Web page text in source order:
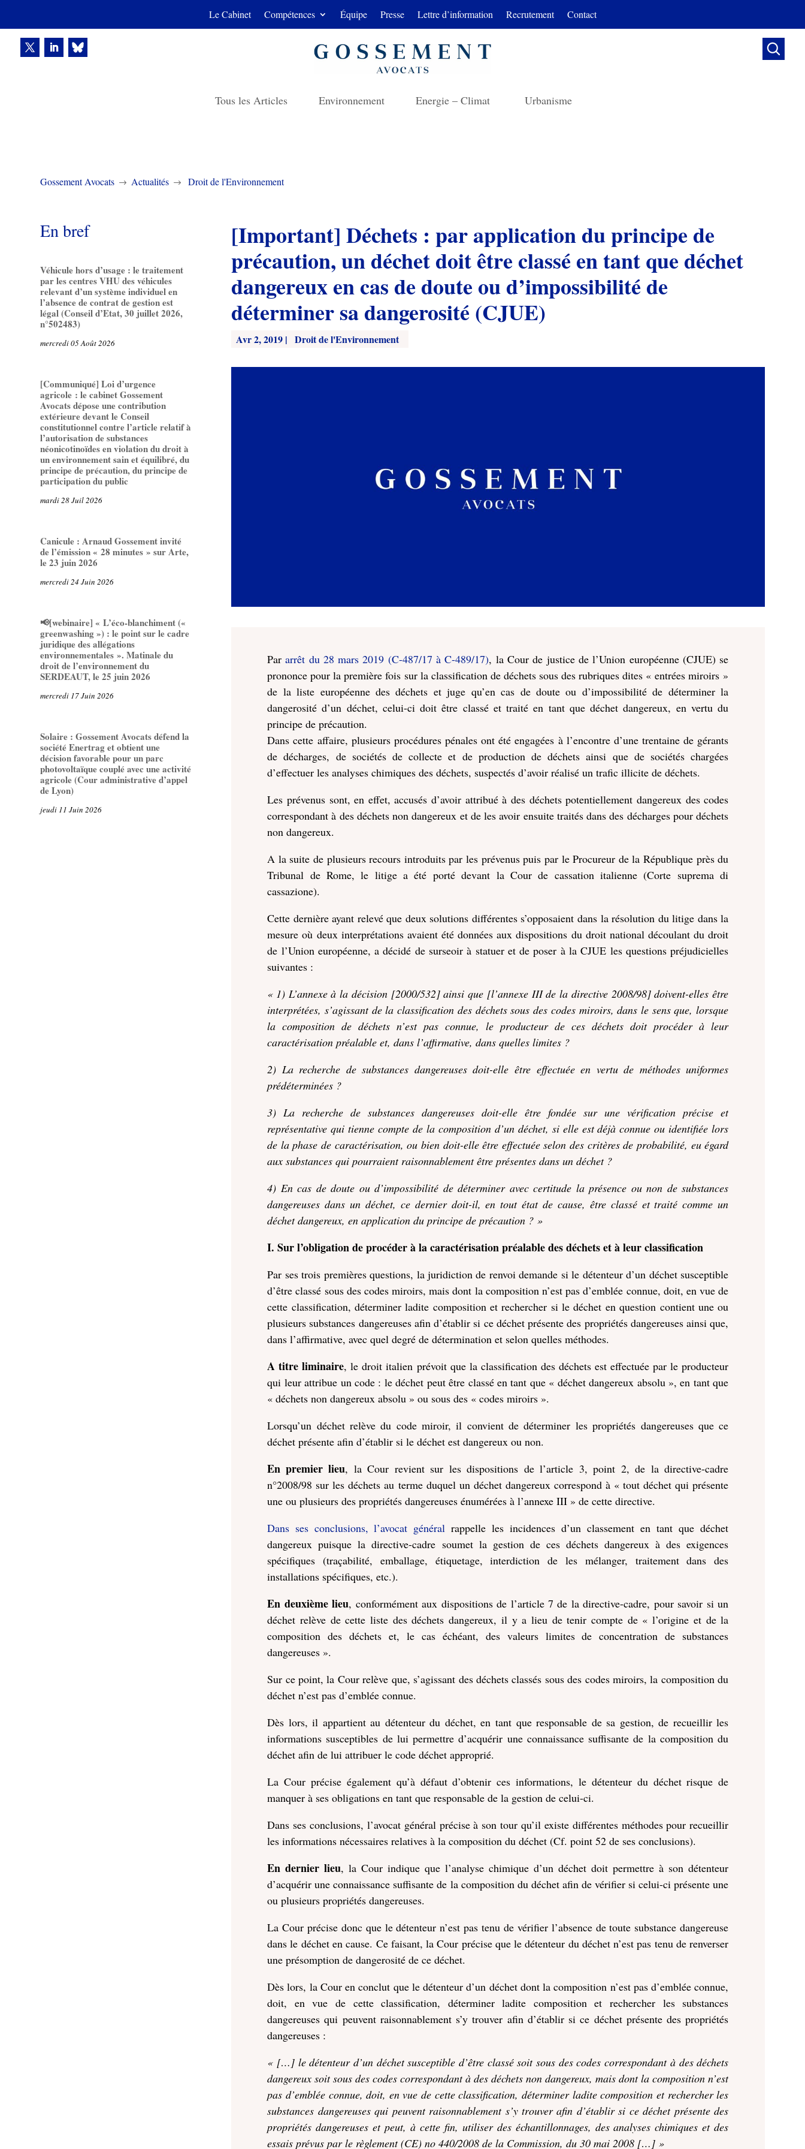
Le Cabinet Compétences Équipe Presse Lettre d’information Recrutement Contact

Tous les Articles Environnement Energie – Climat Urbanisme
Gossement Avocats $ Actualités $ Droit de l'Environnement
En bref
Véhicule hors d’usage : le traitement
par les centres VHU des véhicules
relevant d’un système individuel en
l’absence de contrat de gestion est
légal (Conseil d’Etat, 30 juillet 2026,
n°502483)
mercredi 05 Août 2026
[Communiqué] Loi d’urgence
agricole : le cabinet Gossement
Avocats dépose une contribution
extérieure devant le Conseil
constitutionnel contre l’article relatif à
l’autorisation de substances
néonicotinoïdes en violation du droit à
un environnement sain et équilibré, du
principe de précaution, du principe de
participation du public
mardi 28 Juil 2026
Canicule : Arnaud Gossement invité
de l’émission « 28 minutes » sur Arte,
le 23 juin 2026
mercredi 24 Juin 2026
📢[webinaire] « L’éco-blanchiment («
greenwashing ») : le point sur le cadre
juridique des allégations
environnementales ». Matinale du
droit de l’environnement du
SERDEAUT, le 25 juin 2026
mercredi 17 Juin 2026
Solaire : Gossement Avocats défend la
société Enertrag et obtient une
décision favorable pour un parc
photovoltaïque couplé avec une activité
agricole (Cour administrative d’appel
de Lyon)
jeudi 11 Juin 2026
[Important] Déchets : par application du principe de
précaution, un déchet doit être classé en tant que déchet
dangereux en cas de doute ou d’impossibilité de
déterminer sa dangerosité (CJUE)
Avr 2, 2019 | Droit de l'Environnement
Pararrêt du 28 mars 2019 (C-487/17 à C-489/17), la Cour de justice de l’Union européenne (CJUE) se
prononce pour la première fois sur la classification de déchets sous des rubriques dites « entrées miroirs »
de la liste européenne des déchets et juge qu’en cas de doute ou d’impossibilité de déterminer la
dangerosité d’un déchet, celui-ci doit être classé et traité en tant que déchet dangereux, en vertu du
principe de précaution.
Dans cette affaire, plusieurs procédures pénales ont été engagées à l’encontre d’une trentaine de gérants
de décharges, de sociétés de collecte et de production de déchets ainsi que de sociétés chargées
d’effectuer les analyses chimiques des déchets, suspectés d’avoir réalisé un trafic illicite de déchets.
Les prévenus sont, en effet, accusés d’avoir attribué à des déchets potentiellement dangereux des codes
correspondant à des déchets non dangereux et de les avoir ensuite traités dans des décharges pour déchets
non dangereux.
A la suite de plusieurs recours introduits par les prévenus puis par le Procureur de la République près du
Tribunal de Rome, le litige a été porté devant la Cour de cassation italienne (Corte suprema di
cassazione).
Cette dernière ayant relevé que deux solutions différentes s’opposaient dans la résolution du litige dans la
mesure où deux interprétations avaient été données aux dispositions du droit national découlant du droit
de l’Union européenne, a décidé de surseoir à statuer et de poser à la CJUE les questions préjudicielles
suivantes :
« 1) L’annexe à la décision [2000/532] ainsi que [l’annexe III de la directive 2008/98] doivent-elles être
interprétées, s’agissant de la classification des déchets sous des codes miroirs, dans le sens que, lorsque
la composition de déchets n’est pas connue, le producteur de ces déchets doit procéder à leur
caractérisation préalable et, dans l’affirmative, dans quelles limites ?
2) La recherche de substances dangereuses doit-elle être effectuée en vertu de méthodes uniformes
prédéterminées ?
3) La recherche de substances dangereuses doit-elle être fondée sur une vérification précise et
représentative qui tienne compte de la composition d’un déchet, si elle est déjà connue ou identifiée lors
de la phase de caractérisation, ou bien doit-elle être effectuée selon des critères de probabilité, eu égard
aux substances qui pourraient raisonnablement être présentes dans un déchet ?
4) En cas de doute ou d’impossibilité de déterminer avec certitude la présence ou non de substances
dangereuses dans un déchet, ce dernier doit-il, en tout état de cause, être classé et traité comme un
déchet dangereux, en application du principe de précaution ? »
I. Sur l’obligation de procéder à la caractérisation préalable des déchets et à leur classification
Par ses trois premières questions, la juridiction de renvoi demande si le détenteur d’un déchet susceptible
d’être classé sous des codes miroirs, mais dont la composition n’est pas d’emblée connue, doit, en vue de
cette classification, déterminer ladite composition et rechercher si le déchet en question contient une ou
plusieurs substances dangereuses afin d’établir si ce déchet présente des propriétés dangereuses ainsi que,
dans l’affirmative, avec quel degré de détermination et selon quelles méthodes.
A titre liminaire, le droit italien prévoit que la classification des déchets est effectuée par le producteur
qui leur attribue un code : le déchet peut être classé en tant que « déchet dangereux absolu », en tant que
« déchets non dangereux absolu » ou sous des « codes miroirs ».
Lorsqu’un déchet relève du code miroir, il convient de déterminer les propriétés dangereuses que ce
déchet présente afin d’établir si le déchet est dangereux ou non.
En premier lieu, la Cour revient sur les dispositions de l’article 3, point 2, de la directive-cadre
n°2008/98 sur les déchets au terme duquel un déchet dangereux correspond à « tout déchet qui présente
une ou plusieurs des propriétés dangereuses énumérées à l’annexe III » de cette directive.
Dans ses conclusions, l’avocat général rappelle les incidences d’un classement en tant que déchet
dangereux puisque la directive-cadre soumet la gestion de ces déchets dangereux à des exigences
spécifiques (traçabilité, emballage, étiquetage, interdiction de les mélanger, traitement dans des
installations spécifiques, etc.).
En deuxième lieu, conformément aux dispositions de l’article 7 de la directive-cadre, pour savoir si un
déchet relève de cette liste des déchets dangereux, il y a lieu de tenir compte de « l’origine et de la
composition des déchets et, le cas échéant, des valeurs limites de concentration de substances
dangereuses ».
Sur ce point, la Cour relève que, s’agissant des déchets classés sous des codes miroirs, la composition du
déchet n’est pas d’emblée connue.
Dès lors, il appartient au détenteur du déchet, en tant que responsable de sa gestion, de recueillir les
informations susceptibles de lui permettre d’acquérir une connaissance suffisante de la composition du
déchet afin de lui attribuer le code déchet approprié.
La Cour précise également qu’à défaut d’obtenir ces informations, le détenteur du déchet risque de
manquer à ses obligations en tant que responsable de la gestion de celui-ci.
Dans ses conclusions, l’avocat général précise à son tour qu’il existe différentes méthodes pour recueillir
les informations nécessaires relatives à la composition du déchet (Cf. point 52 de ses conclusions).
En dernier lieu, la Cour indique que l’analyse chimique d’un déchet doit permettre à son détenteur
d’acquérir une connaissance suffisante de la composition du déchet afin de vérifier si celui-ci présente une
ou plusieurs propriétés dangereuses.
La Cour précise donc que le détenteur n’est pas tenu de vérifier l’absence de toute substance dangereuse
dans le déchet en cause. Ce faisant, la Cour précise que le détenteur du déchet n’est pas tenu de renverser
une présomption de dangerosité de ce déchet.
Dès lors, la Cour en conclut que le détenteur d’un déchet dont la composition n’est pas d’emblée connue,
doit, en vue de cette classification, déterminer ladite composition et rechercher les substances
dangereuses qui peuvent raisonnablement s’y trouver afin d’établir si ce déchet présente des propriétés
dangereuses :
« […] le détenteur d’un déchet susceptible d’être classé soit sous des codes correspondant à des déchets
dangereux soit sous des codes correspondant à des déchets non dangereux, mais dont la composition n’est
pas d’emblée connue, doit, en vue de cette classification, déterminer ladite composition et rechercher les
substances dangereuses qui peuvent raisonnablement s’y trouver afin d’établir si ce déchet présente des
propriétés dangereuses et peut, à cette fin, utiliser des échantillonnages, des analyses chimiques et des
essais prévus par le règlement (CE) no 440/2008 de la Commission, du 30 mai 2008 […] »